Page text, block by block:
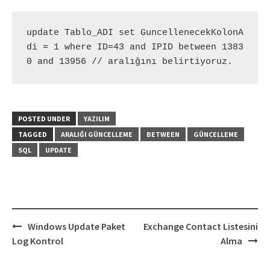
update Tablo_ADI set GuncellenecekKolonA
di = 1 where ID=43 and IPID between 1383
0 and 13956 // aralığını belirtiyoruz.
POSTED UNDER
YAZILIM
TAGGED
ARALIĞI GÜNCELLEME BETWEEN
GÜNCELLEME
SQL
UPDATE
Post
navigation
Windows Update Paket
Log Kontrol
Exchange Contact Listesini
Alma